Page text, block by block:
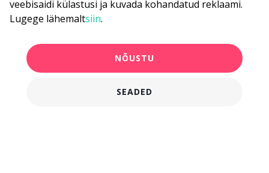
veebisaidi külastusi ja kuvada kohandatud reklaami.
Lugege lähemaltsiin.
NÕUSTU
SEADED